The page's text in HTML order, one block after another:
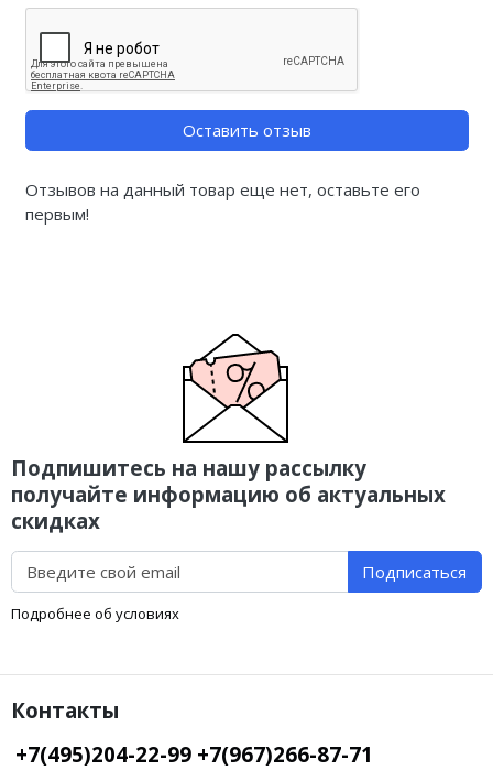
Отзывов на данный товар еще нет, оставьте его
первым!
Оставить отзыв
Подпишитесь на нашу рассылку
получайте информацию об актуальных
скидках
Подписаться
Подробнее об условиях
Контакты
+7(495)204-22-99 +7(967)266-87-71